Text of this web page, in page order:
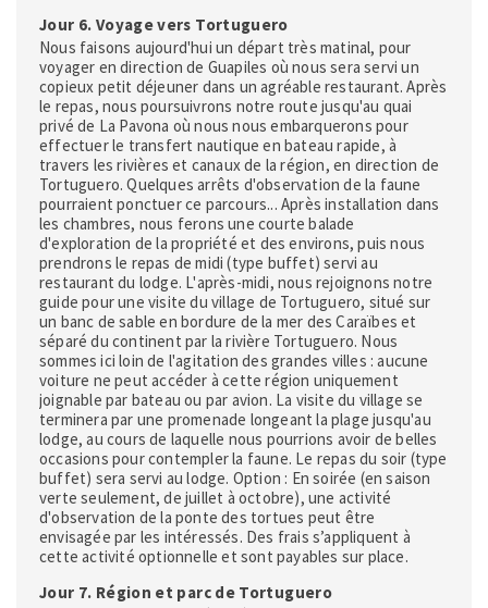
Jour 6. Voyage vers Tortuguero
Nous faisons aujourd'hui un départ très matinal, pour
voyager en direction de Guapiles où nous sera servi un
copieux petit déjeuner dans un agréable restaurant. Après
le repas, nous poursuivrons notre route jusqu'au quai
privé de La Pavona où nous nous embarquerons pour
effectuer le transfert nautique en bateau rapide, à
travers les rivières et canaux de la région, en direction de
Tortuguero. Quelques arrêts d'observation de la faune
pourraient ponctuer ce parcours... Après installation dans
les chambres, nous ferons une courte balade
d'exploration de la propriété et des environs, puis nous
prendrons le repas de midi (type buffet) servi au
restaurant du lodge. L'après-midi, nous rejoignons notre
guide pour une visite du village de Tortuguero, situé sur
un banc de sable en bordure de la mer des Caraïbes et
séparé du continent par la rivière Tortuguero. Nous
sommes ici loin de l'agitation des grandes villes : aucune
voiture ne peut accéder à cette région uniquement
joignable par bateau ou par avion. La visite du village se
terminera par une promenade longeant la plage jusqu'au
lodge, au cours de laquelle nous pourrions avoir de belles
occasions pour contempler la faune. Le repas du soir (type
buffet) sera servi au lodge. Option : En soirée (en saison
verte seulement, de juillet à octobre), une activité
d'observation de la ponte des tortues peut être
envisagée par les intéressés. Des frais s’appliquent à
cette activité optionnelle et sont payables sur place.
Jour 7. Région et parc de Tortuguero